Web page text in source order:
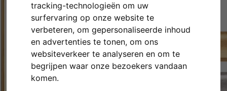
tracking-technologieën om uw
surfervaring op onze website te
verbeteren, om gepersonaliseerde inhoud
en advertenties te tonen, om ons
websiteverkeer te analyseren en om te
begrijpen waar onze bezoekers vandaan
komen.
Terug